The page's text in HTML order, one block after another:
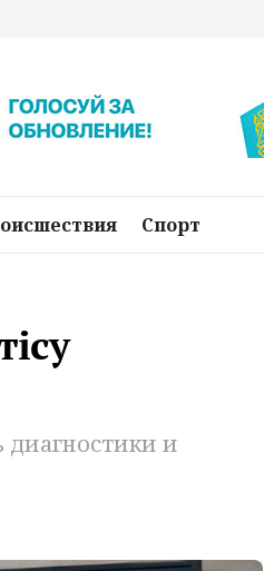
Спорт
диагностики и